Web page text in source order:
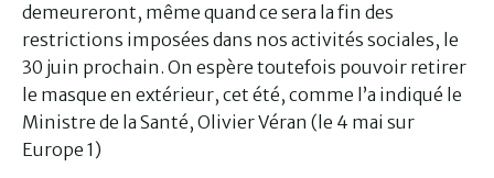
demeureront, même quand ce sera la fin des
restrictions imposées dans nos activités sociales, le
30 juin prochain. On espère toutefois pouvoir retirer
le masque en extérieur, cet été, comme l’a indiqué le
Ministre de la Santé, Olivier Véran (le 4 mai sur
Europe 1)